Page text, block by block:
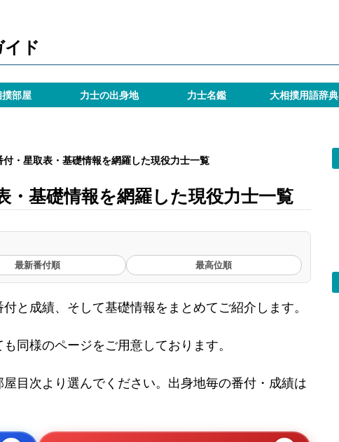
ド
部屋 力士の出身地 力士名鑑 大相撲用語辞典
・星取表・基礎情報を網羅した現役力士一覧
・基礎情報を網羅した現役力士一覧
最新番付順 最高位順
と成績、そして基礎情報をまとめてご紹介します。
同様のページをご用意しております。
目次より選んでください。出身地毎の番付・成績は